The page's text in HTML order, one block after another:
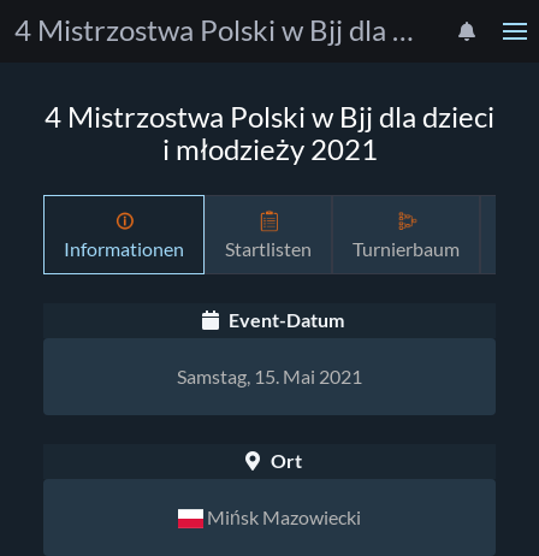
4 Mistrzostwa Polski w Bjj dla dzieci i młodzieży 2021
4 Mistrzostwa Polski w Bjj dla dzieci
i młodzieży 2021
Informationen Startlisten Turnierbaum
Event-Datum
Samstag, 15. Mai 2021
Ort
Mińsk Mazowiecki